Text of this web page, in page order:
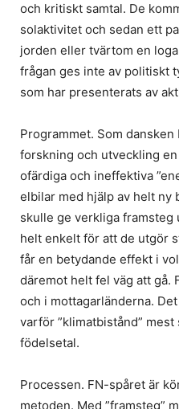
och kritiskt samtal. De
solaktivitet och sedan ett
jorden eller tvärtom en
frågan ges inte av politiskt
som har presenterats av
Programmet. Som
forskning och utveckling
ofärdiga och ineffektiva
elbilar med hjälp av helt ny
skulle ge verkliga framsteg
helt enkelt för att de utgör
får en betydande effekt i
däremot helt fel väg att gå.
och i mottagarländerna.
varför ”klimatbistånd”
födelsetal.
Processen. FN-spåret är
metoden. Med ”framsteg”